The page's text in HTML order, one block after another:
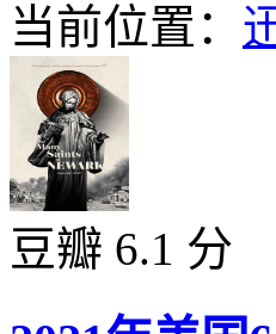
当前位置：
豆瓣 6.1 分